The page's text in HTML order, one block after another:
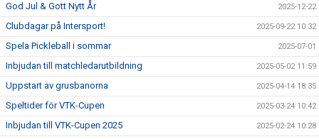
God Jul & Gott Nytt År 2025-12-22
Clubdagar på Intersport! 2025-09-22 10:32
Spela Pickleball i sommar 2025-07-01
Inbjudan till matchledarutbildning 2025-05-02 11:59
Uppstart av grusbanorna 2025-04-14 18:35
Speltider för VTK-Cupen 2025-03-24 10:42
Inbjudan till VTK-Cupen 2025 2025-02-24 10:28